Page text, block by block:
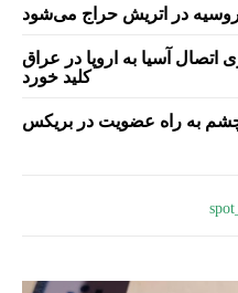
روسیه در اتریش حراج می‌شود
دلاری اتصال آسیا به اروپا در عراق
کلید خورد
چشم به راه عضویت در بریکس